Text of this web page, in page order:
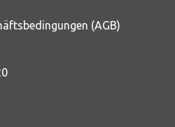
(AGB)